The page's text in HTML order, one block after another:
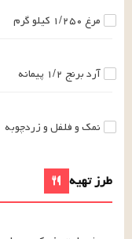
مرغ ۱/۲۵۰ کیلو گرم
آرد برنج ۱/۲ پیمانه
نمک و فلفل و زردچوبه
طرز تهیه